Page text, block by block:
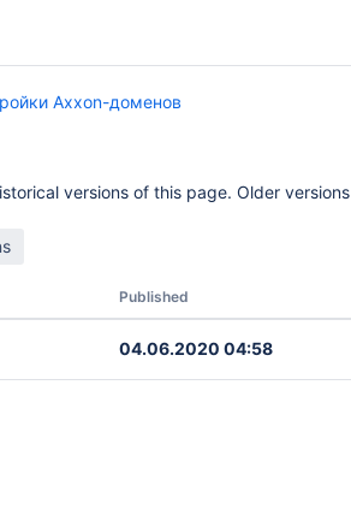
Axxon-доменов
versions of this page. Older
Published
04.06.2020 04:58